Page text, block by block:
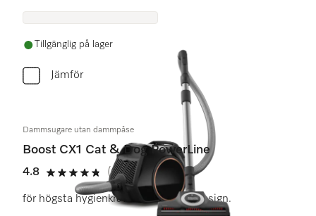
Tillgänglig på lager
Jämför
Dammsugare utan dammpåse
Boost CX1 Cat & Dog PowerLine
4.8
4.8 stars out of 5
(61 recensioner)
för högsta hygienkrav i en kompakt design.